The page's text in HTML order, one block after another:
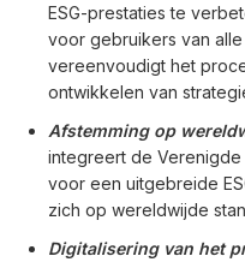
ESG-prestaties te
voor gebruikers van
vereenvoudigt het
ontwikkelen van
Afstemming op
integreert de Verenigde
voor een uitgebreide
zich op wereldwijde
Digitalisering van het